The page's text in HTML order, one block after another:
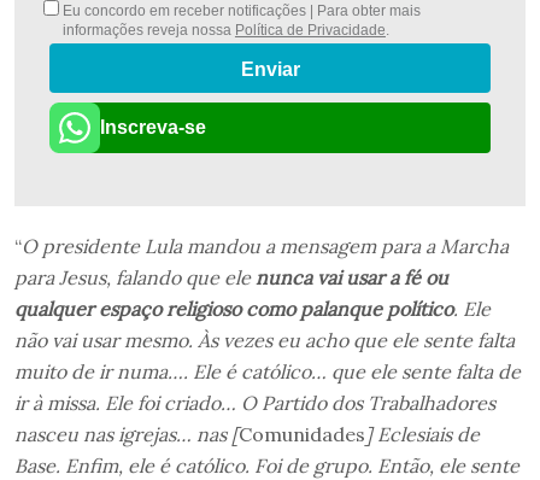
Eu concordo em receber notificações | Para obter mais
informações reveja nossa Política de Privacidade
Enviar
Inscreva-se
“O presidente Lula mandou a mensagem para a Marcha
para Jesus, falando que elenunca vai usar a fé ou
qualquer espaço religioso como palanque político. Ele
não vai usar mesmo. Às vezes eu acho que ele sente falta
muito de ir numa…. Ele é católico… que ele sente falta de
ir à missa. Ele foi criado… O Partido dos Trabalhadores
nasceu nas igrejas… nas [Comunidades ] Eclesiais de
Base. Enfim, ele é católico. Foi de grupo. Então, ele sente